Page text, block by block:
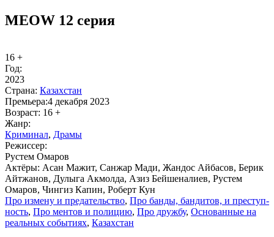
MEOW 12 серия
16 +
Год:
2023
Стра­на: Казахстан
Пре­мье­ра:4 декабря 2023
Воз­раст: 16 +
Жанр:
Кри­ми­нал, Дра­мы
Ре­жис­сер:
Рустем Омаров
Ак­тё­ры: Асан Мажит, Санжар Мади, Жандос Айбасов, Берик
Айтжанов, Дулыга Акмолда, Азиз Бейшеналиев, Рустем
Омаров, Чингиз Капин, Роберт Кун
Про из­ме­ну и пре­да­тель­ст­во, Про бан­ды, бан­ди­тов, и пре­ступ­
ность, Про мен­тов и по­ли­цию, Про друж­бу, Ос­но­ван­ные на
ре­аль­ных со­бы­ти­ях, Казахстан